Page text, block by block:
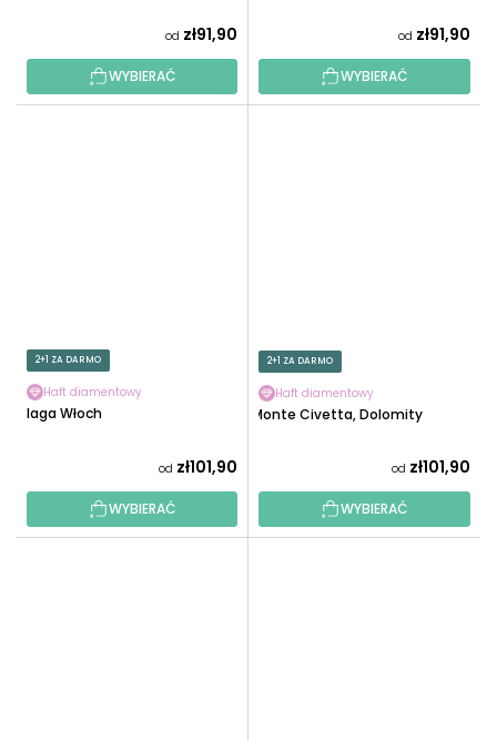
od zł91,90
WYBIERAĆ
od zł91,90
WYBIERAĆ
2+1 ZA DARMO
Haft diamentowy
Flaga Włoch
od zł101,90
WYBIERAĆ
2+1 ZA DARMO
Haft diamentowy
Monte Civetta, Dolomity
od zł101,90
WYBIERAĆ